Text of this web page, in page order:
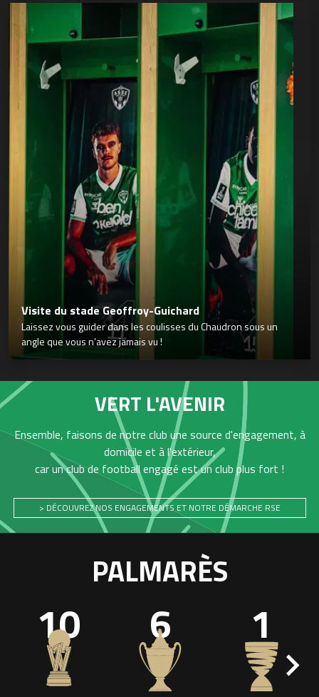
Visite du stade Geoffroy-Guichard
Laissez vous guider dans les coulisses du Chaudron sous un
angle que vous n’avez jamais vu !
VERT L'AVENIR
Ensemble, faisons de notre club une source d'engagement, à
domicile et à l'extérieur,
car un club de football engagé est un club plus fort !
> DÉCOUVREZ NOS ENGAGEMENTS ET NOTRE DÉMARCHE RSE
PALMARÈS
10 6 1